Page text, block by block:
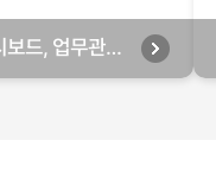
드, 업무관리,